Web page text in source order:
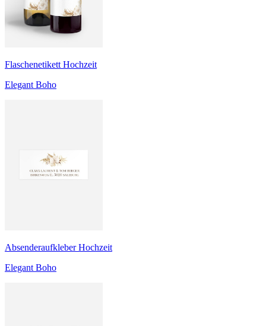
Flaschenetikett Hochzeit
Elegant Boho
Absenderaufkleber Hochzeit
Elegant Boho